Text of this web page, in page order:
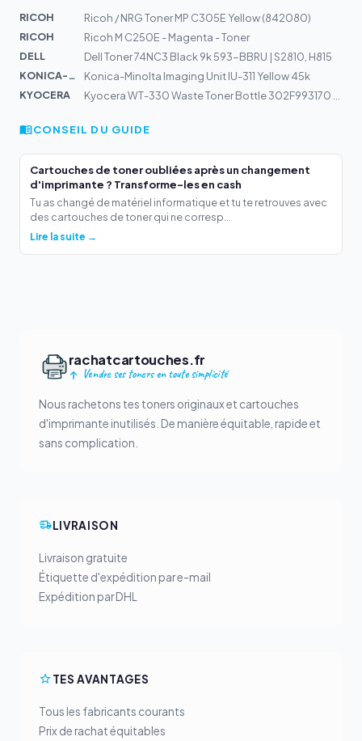
RICOH
Ricoh / NRG Toner MP C305E Yellow (842080)
RICOH
Ricoh M C250E - Magenta - Toner
DELL
Dell Toner 74NC3 Black 9k 593-BBRU | S2810, H815
KONICA-MIN...
Konica-Minolta Imaging Unit IU-311 Yellow 45k
KYOCERA
CONSEIL DU GUIDE
Cartouches de toner oubliées après un changement
d'imprimante ? Transforme-les en cash
Tu as changé de matériel informatique et tu te retrouves avec
des cartouches de toner qui ne corresp...
Lire la suite →
rachatcartouches.fr
Vendre ses toners en toute simplicité
Nous rachetons tes toners originaux et cartouches
d'imprimante inutilisés. De manière équitable, rapide et
sans complication.
LIVRAISON
Livraison gratuite
Étiquette d'expédition par e-mail
Expédition par DHL
TES AVANTAGES
Tous les fabricants courants
Prix de rachat équitables